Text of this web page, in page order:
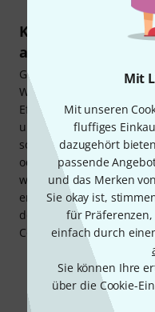
Mit
Mit unseren
fluffiges
dazugehört
passende
und das Merken
Sie okay ist,
für
einfach durch
Sie können Ihre
über die Cookie-
Komponenten aus
auslagern
Gerade bei mobilen DJs
Wunsch im Vordergrund,
Effekte aus dem
um sie eben separat
sollen dadurch
oder Nebelmaschinen
wird dabei auf
erforderliche
deutlich eingeschränkt
Controller und DMX-